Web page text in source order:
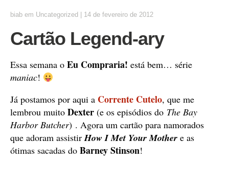
biab em Uncategorized 14 de fevereiro de 2012
Cartão Legend-ary
Essa semana o Eu Compraria! está bem… série
maniac!
Já postamos por aqui a Corrente Cutelo, que me
lembrou muito Dexter (e os episódios do The Bay
Harbor Butcher) . Agora um cartão para namorados
que adoram assistirHow I Met Your Mother e as
ótimas sacadas do Barney Stinson!